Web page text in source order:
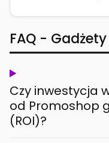
FAQ -
Czy inwestycja
od Promoshop
(ROI)?